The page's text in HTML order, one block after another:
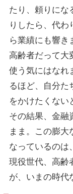
たり、頼りにな
りしたら、代わ
ら業績にも響き
高齢者だって大
使う気にはなれ
るほど、自分た
をかけたくない
その結果、金融
まま。この膨大
なっているのは
現役世代、高齢
が、いまの時代